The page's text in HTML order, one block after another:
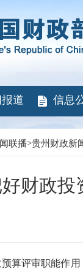
道 信息
联播>贵州财政新
财政
评审职能作用